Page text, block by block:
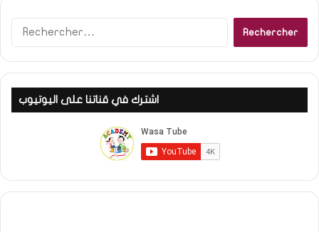
اشترك في قناتنا على اليوتيوب